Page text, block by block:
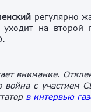
регулярно
на второй
внимание.
война с
в интервью